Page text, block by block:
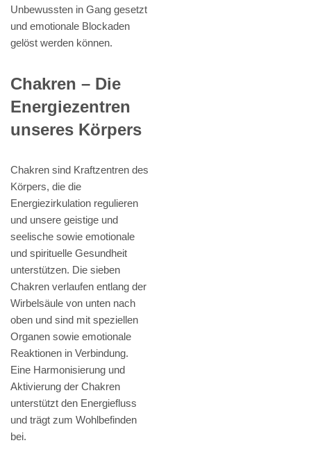
Unbewussten in Gang gesetzt
und emotionale Blockaden
gelöst werden können.
Chakren – Die
Energiezentren
unseres Körpers
Chakren sind Kraftzentren des
Körpers, die die
Energiezirkulation regulieren
und unsere geistige und
seelische sowie emotionale
und spirituelle Gesundheit
unterstützen. Die sieben
Chakren verlaufen entlang der
Wirbelsäule von unten nach
oben und sind mit speziellen
Organen sowie emotionale
Reaktionen in Verbindung.
Eine Harmonisierung und
Aktivierung der Chakren
unterstützt den Energiefluss
und trägt zum Wohlbefinden
bei.